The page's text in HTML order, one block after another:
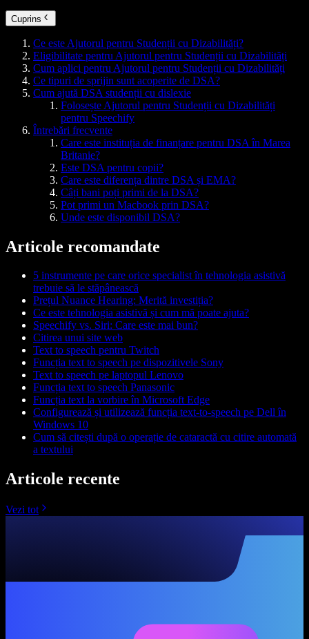
Cuprins
Ce este Ajutorul pentru Studenții cu Dizabilități?
Eligibilitate pentru Ajutorul pentru Studenții cu Dizabilități
Cum aplici pentru Ajutorul pentru Studenții cu Dizabilități
Ce tipuri de sprijin sunt acoperite de DSA?
Cum ajută DSA studenții cu dislexie
Folosește Ajutorul pentru Studenții cu Dizabilități
pentru Speechify
Întrebări frecvente
Care este instituția de finanțare pentru DSA în Marea
Britanie?
Este DSA pentru copii?
Care este diferența dintre DSA și EMA?
Câți bani poți primi de la DSA?
Pot primi un Macbook prin DSA?
Unde este disponibil DSA?
Articole recomandate
5 instrumente pe care orice specialist în tehnologia asistivă
trebuie să le stăpânească
Prețul Nuance Hearing: Merită investiția?
Ce este tehnologia asistivă și cum mă poate ajuta?
Speechify vs. Siri: Care este mai bun?
Citirea unui site web
Text to speech pentru Twitch
Funcția text to speech pe dispozitivele Sony
Text to speech pe laptopul Lenovo
Funcția text to speech Panasonic
Funcția text la vorbire în Microsoft Edge
Configurează și utilizează funcția text-to-speech pe Dell în
Windows 10
Cum să citești după o operație de cataractă cu citire automată
a textului
Articole recente
Vezi tot